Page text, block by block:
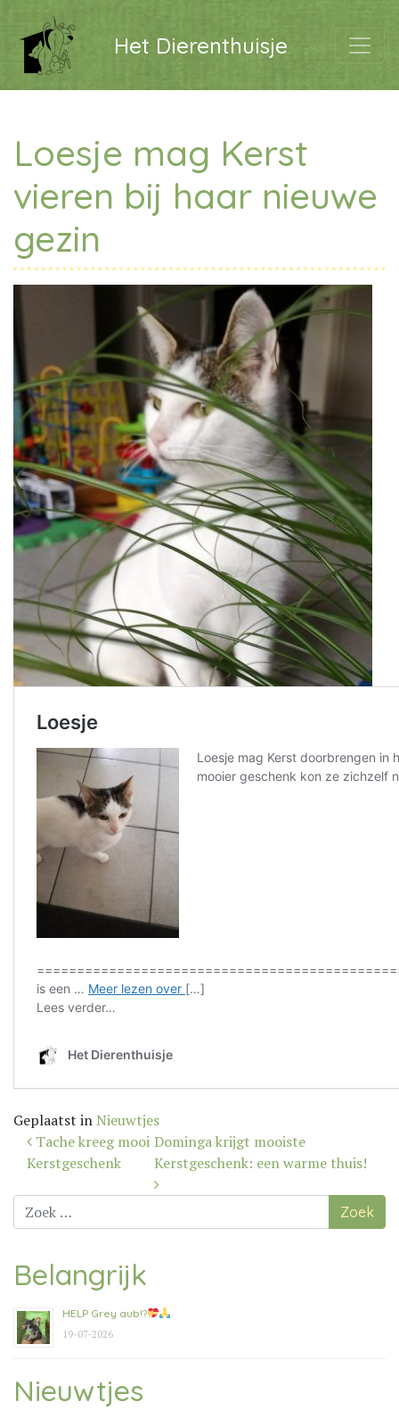
Het Dierenthuisje
Loesje mag Kerst
vieren bij haar nieuwe
gezin
Geplaatst in Nieuwtjes
Bericht
navigatie
Tache kreeg mooi
Kerstgeschenk
Dominga krijgt mooiste
Kerstgeschenk: een warme thuis!
Zoek
naar:
Belangrijk
HELP Grey aub!?
19-07-2026
Nieuwtjes